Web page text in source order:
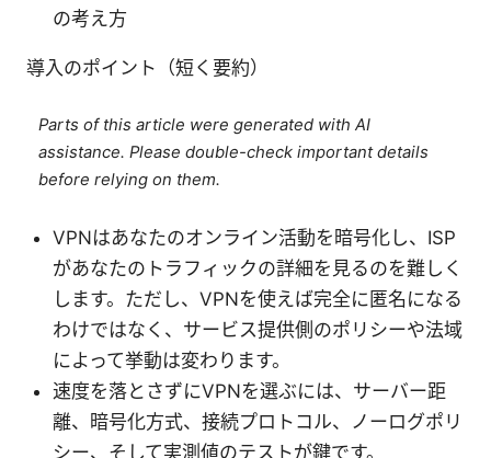
の考え方
導入のポイント（短く要約）
Parts of this article were generated with AI
assistance. Please double-check important details
before relying on them.
VPNはあなたのオンライン活動を暗号化し、ISP
があなたのトラフィックの詳細を見るのを難しく
します。ただし、VPNを使えば完全に匿名になる
わけではなく、サービス提供側のポリシーや法域
によって挙動は変わります。
速度を落とさずにVPNを選ぶには、サーバー距
離、暗号化方式、接続プロトコル、ノーログポリ
シー、そして実測値のテストが鍵です。